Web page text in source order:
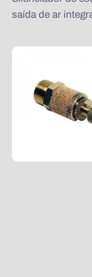
saída de ar